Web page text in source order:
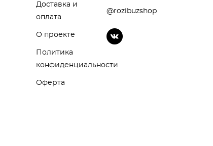
Доставка и
оплата
О проекте
Политика
конфиденциальности
Оферта
@rozibuzshop